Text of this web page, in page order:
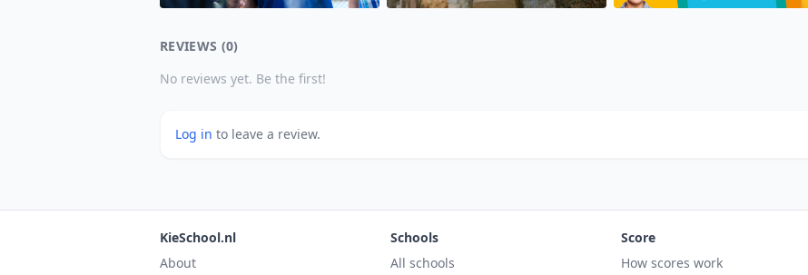
REVIEWS (0)
No reviews yet. Be the first!
Log in to leave a review.
KieSchool.nl
About
Schools
All schools
Score
How scores work